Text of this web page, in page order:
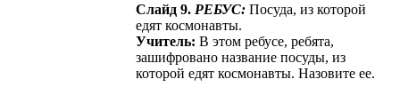
Слайд 9. РЕБУС: Посуда, из которой
едят космонавты.
Учитель: В этом ребусе, ребята,
зашифровано название посуды, из
которой едят космонавты. Назовите ее.